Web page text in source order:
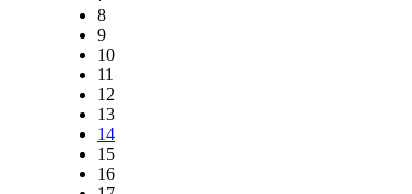
8
9
10
11
12
13
14
15
16